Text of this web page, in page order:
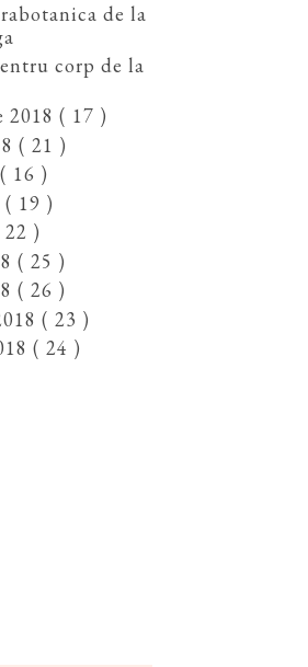
de la
corp de la
2018 ( 17 )
( 21 )
( 16 )
( 19 )
22 )
( 25 )
( 26 )
( 23 )
( 24 )